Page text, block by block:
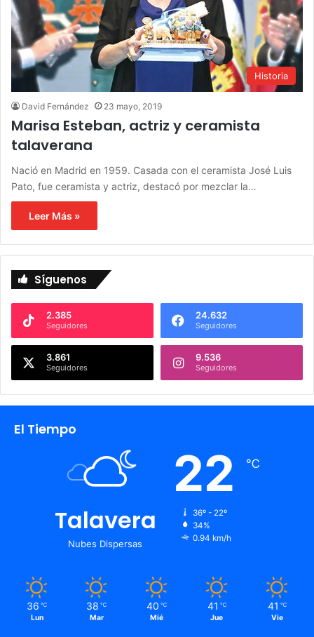
Historia
David Fernández 23 mayo, 2019
Marisa Esteban, actriz y ceramista
talaverana
Nació en Madrid en 1959. Casada con el ceramista José Luis
Pato, fue ceramista y actriz, destacó por mezclar la…
Leer Más »
Síguenos
2.385
Seguidores
24.632
Seguidores
3.861
Seguidores
9.536
Seguidores
El Tiempo
Talavera
Nubes Dispersas
22 ℃
36º - 22º
34%
0.94 km/h
36 ℃
Lun
38 ℃
Mar
40 ℃
Mié
41 ℃
Jue
41 ℃
Vie